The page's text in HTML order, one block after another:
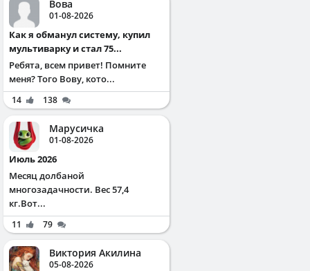
Вова
01-08-2026
Как я обманул систему, купил
мультиварку и стал 75...
Ребята, всем привет! Помните
меня? Того Вову, кото...
14 138
Марусичка
01-08-2026
Июль 2026
Месяц долбаной
многозадачности. Вес 57,4
кг.Вот...
11 79
Виктория Акилина
05-08-2026